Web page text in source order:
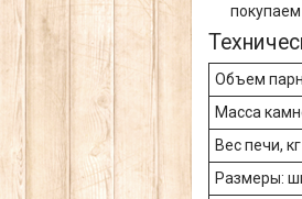
Объем
Масса
Вес печи, кг
Размеры: